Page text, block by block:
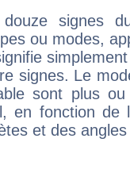
signes
ou modes,
signes. Le
sont plus
en fonction de
et des